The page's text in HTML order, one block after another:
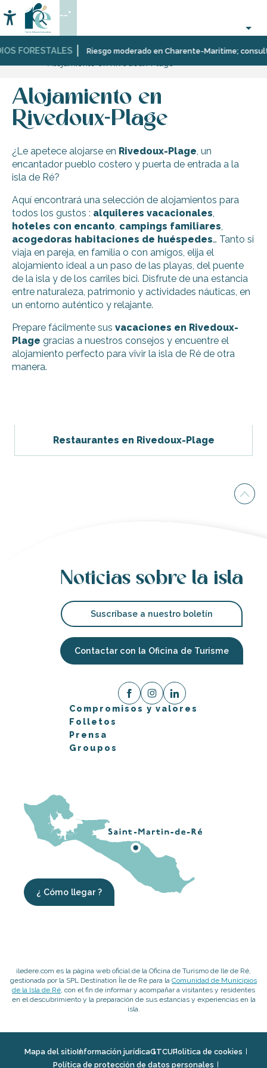
au
contenu
principal
FORESTALES Riesgo moderado en Charente-Maritime;
Accessibilité
Buscar
--°
Página Web Descubrir
Diez
multifacéticos
Rivedoux-
Alojamiento en
Rivedoux-Plage
¿Le apetece alojarse en Rivedoux-Plage, un
encantador pueblo costero y puerta de entrada a la
isla de Ré?
Aquí encontrará una selección de alojamientos para
todos los gustos : alquileres vacacionales,
hoteles con encanto, campings familiares,
acogedoras habitaciones de huéspedes… Tanto si
viaja en pareja, en familia o con amigos, elija el
alojamiento ideal a un paso de las playas, del puente
de la isla y de los carriles bici. Disfrute de una estancia
entre naturaleza, patrimonio y actividades náuticas, en
un entorno auténtico y relajante.
Prepare fácilmente sus vacaciones en Rivedoux-
Plage gracias a nuestros consejos y encuentre el
alojamiento perfecto para vivir la isla de Ré de otra
manera.
Proust Michel - La Maison Jaune
Estay Cécile 5
Restaurantes en Rivedoux-Plage
Noticias sobre la isla
Suscríbase a nuestro boletín
Contactar con la Oficina de Turisme
Compromisos y valores
Folletos
Prensa
Groupos
¿ Cómo llegar ?
iledere.com es la página web oficial de la Oficina de Turismo de Ile de Ré,
gestionada por la SPL Destination Île de Ré para la Comunidad de Municipios
de la Isla de Ré, con el fin de informar y acompañar a visitantes y residentes
en el descubrimiento y la preparación de sus estancias y experiencias en la
isla.
Mapa del sitioInformación jurídicaGTCUPolitica de cookies
Política de protección de datos personales